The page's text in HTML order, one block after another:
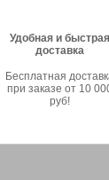
Удобная и быстрая
доставка
Бесплатная
при заказе от 10
руб!